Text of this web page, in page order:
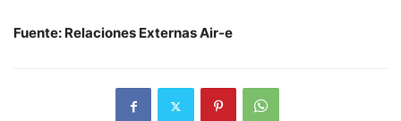
Fuente: Relaciones Externas Air-e